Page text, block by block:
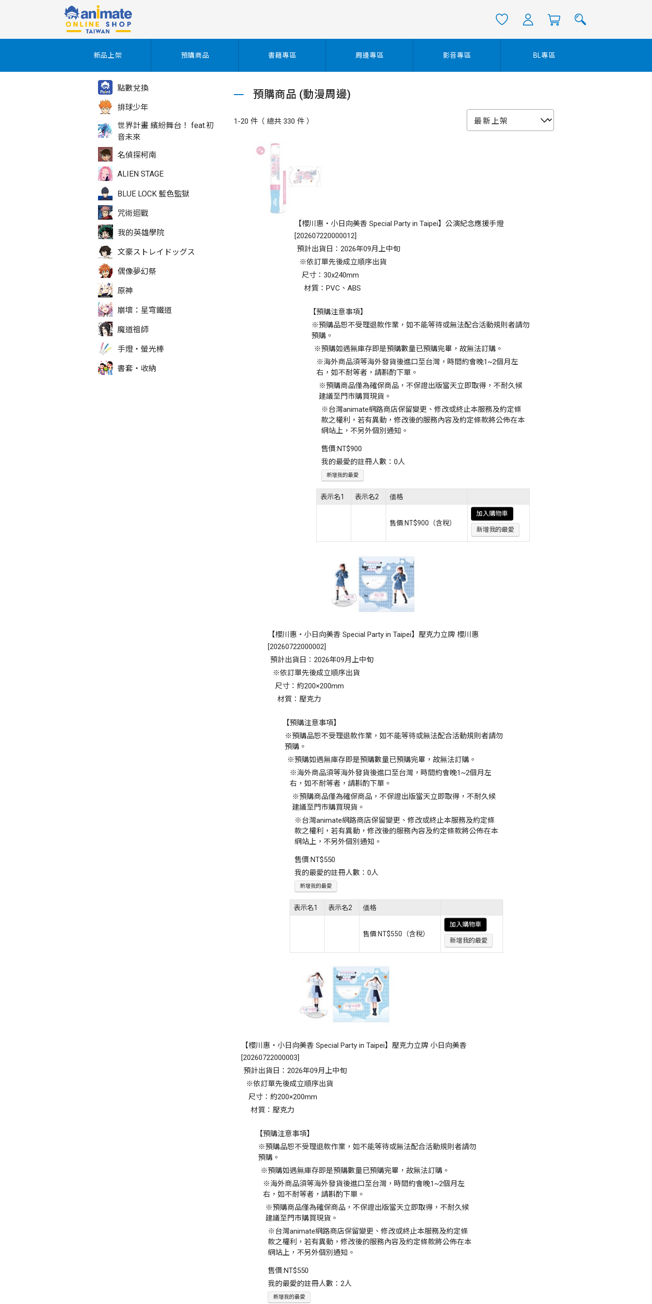
點數兌換
排球少年
世界計畫 繽紛舞台！ feat.初
音未來
名偵探柯南
ALIEN STAGE
BLUE LOCK 藍色監獄
咒術迴戰
我的英雄學院
文豪ストレイドッグス
偶像夢幻祭
原神
崩壞：星穹鐵道
魔道祖師
手燈‧螢光棒
書套‧收納
新品上架 預購商品 書籍專區 周邊專區 影音專區 BL專區
預購商品 (動漫周邊)
1-20 件（ 總共 330 件 ）
【櫻川惠・小日向美香 Special Party in Taipei】公演紀念應援手燈
[202607220000012]
預計出貨日：2026年09月上中旬
※依訂單先後成立順序出貨
尺寸：30x240mm
材質：PVC、ABS
【預購注意事項】
※預購品恕不受理退款作業，如不能等待或無法配合活動規則者請勿
預購。
※預購如遇無庫存即是預購數量已預購完畢，故無法訂購。
※海外商品須等海外發貨後進口至台灣，時間約會晚1~2個月左
右，如不耐等者，請斟酌下單。
※預購商品僅為確保商品，不保證出版當天立即取得，不耐久候
建議至門市購買現貨。
※台灣animate網路商店保留變更、修改或終止本服務及約定條
款之權利，若有異動，修改後的服務內容及約定條款將公佈在本
網站上，不另外個別通知。
售價:NT$900
我的最愛的註冊人數：0人
新增我的最愛
表示名1 表示名2 価格
售價:NT$900 （含稅）
加入購物車
新增我的最愛
【櫻川惠・小日向美香 Special Party in Taipei】壓克力立牌 櫻川惠
[20260722000002]
預計出貨日：2026年09月上中旬
※依訂單先後成立順序出貨
尺寸：約200×200mm
材質：壓克力
【預購注意事項】
※預購品恕不受理退款作業，如不能等待或無法配合活動規則者請勿
預購。
※預購如遇無庫存即是預購數量已預購完畢，故無法訂購。
※海外商品須等海外發貨後進口至台灣，時間約會晚1~2個月左
右，如不耐等者，請斟酌下單。
※預購商品僅為確保商品，不保證出版當天立即取得，不耐久候
建議至門市購買現貨。
※台灣animate網路商店保留變更、修改或終止本服務及約定條
款之權利，若有異動，修改後的服務內容及約定條款將公佈在本
網站上，不另外個別通知。
售價:NT$550
我的最愛的註冊人數：0人
新增我的最愛
表示名1 表示名2 価格
售價:NT$550 （含稅）
加入購物車
新增我的最愛
【櫻川惠・小日向美香 Special Party in Taipei】壓克力立牌 小日向美香
[20260722000003
預計出貨日：2026年09月上中旬
※依訂單先後成立順序出貨
尺寸：約200×200mm
材質：壓克力
【預購注意事項】
※預購品恕不受理退款作業，如不能等待或無法配合活動規則者請勿
預購。
※預購如遇無庫存即是預購數量已預購完畢，故無法訂購。
※海外商品須等海外發貨後進口至台灣，時間約會晚1~2個月左
右，如不耐等者，請斟酌下單。
※預購商品僅為確保商品，不保證出版當天立即取得，不耐久候
建議至門市購買現貨。
※台灣animate網路商店保留變更、修改或終止本服務及約定條
款之權利，若有異動，修改後的服務內容及約定條款將公佈在本
網站上，不另外個別通知。
售價:NT$550
我的最愛的註冊人數：2人
新增我的最愛